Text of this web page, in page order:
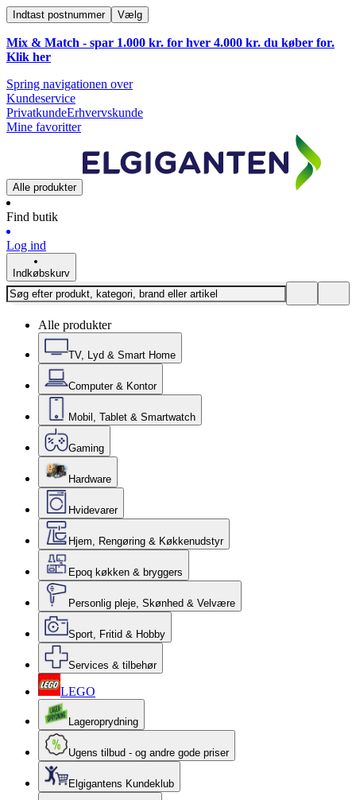
Indtast postnummer Vælg
Mix & Match - spar 1.000 kr. for hver 4.000 kr. du køber for.
Klik her
Spring navigationen over
Kundeservice
PrivatkundeErhvervskunde
Mine favoritter
Alle produkter
Find butik
Log ind
Indkøbskurv
Alle produkter
TV, Lyd & Smart Home
Computer & Kontor
Mobil, Tablet & Smartwatch
Gaming
Hardware
Hvidevarer
Hjem, Rengøring & Køkkenudstyr
Epoq køkken & bryggers
Personlig pleje, Skønhed & Velvære
Sport, Fritid & Hobby
Services & tilbehør
LEGO
Lageroprydning
Ugens tilbud - og andre gode priser
Elgigantens Kundeklub